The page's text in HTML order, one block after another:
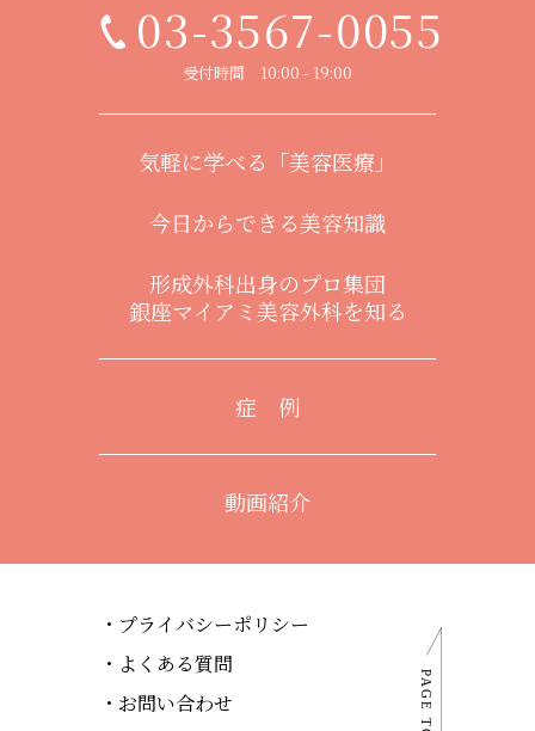
03-3567-0055
受付時間 10:00 - 19:00
気軽に学べる「美容医療」
今日からできる美容知識
形成外科出身のプロ集団
銀座マイアミ美容外科を知る
症 例
動画紹介
プライバシーポリシー
よくある質問
お問い合わせ